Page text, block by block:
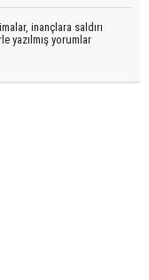
inançlara saldırı
yazılmış yorumlar